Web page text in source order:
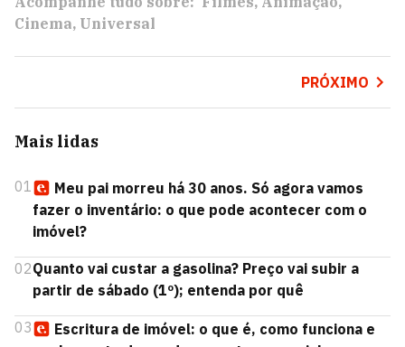
Cinema Universal
PRÓXIMO
Mais lidas
01
Meu pai morreu há 30 anos. Só agora vamos
fazer o inventário: o que pode acontecer com o
imóvel?
02Quanto vai custar a gasolina? Preço vai subir a
partir de sábado (1º); entenda por quê
03
Escritura de imóvel: o que é, como funciona e